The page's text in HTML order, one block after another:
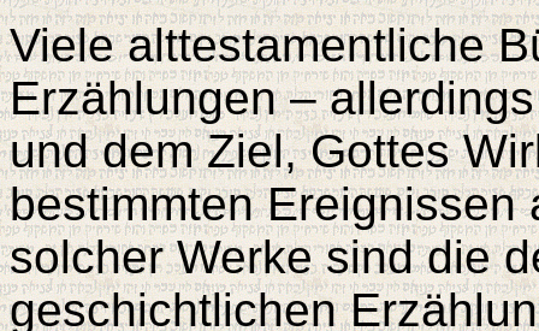
Viele alttestamentliche
Erzählungen –
und dem Ziel, Gottes
bestimmten Ereignissen
solcher Werke sind die
geschichtlichen